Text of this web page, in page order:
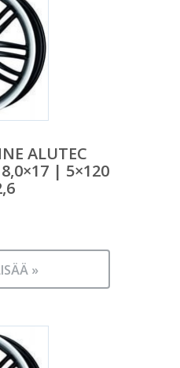
ALUTEC
| 5×120
»